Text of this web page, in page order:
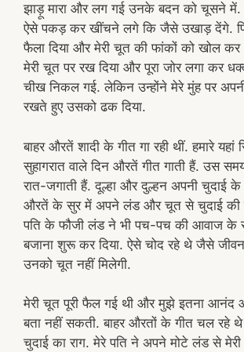
झाड़ू मारा और लग गई उनके बदन को चूसने में.
ऐसे पकड़ कर खींचने लगे कि जैसे उखाड़ देंगे.
फैला दिया और मेरी चूत की फांकों को खोल
मेरी चूत पर रख दिया और पूरा जोर लगा कर
चीख निकल गई. लेकिन उन्होंने मेरे मुंह पर
रखते हुए उसको ढक दिया.
बाहर औरतें शादी के गीत गा रही थीं. हमारे यहां
सुहागरात वाले दिन औरतें गीत गाती हैं. उस
रात-जगाती हैं. दूल्हा और दुल्हन अपनी चुदाई
औरतें के सुर में अपने लंड और चूत से चुदाई की
पति के फौजी लंड ने भी पच-पच की आवाज के
बजाना शुरू कर दिया. ऐसे चोद रहे थे जैसे जीवन
उनको चूत नहीं मिलेगी.
मेरी चूत पूरी फैल गई थी और मुझे इतना आनंद
बता नहीं सकती. बाहर औरतों के गीत चल रहे
चुदाई का राग. मेरे पति ने अपने मोटे लंड से